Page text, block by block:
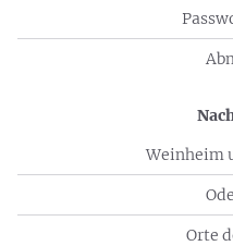
Weinheim
Orte